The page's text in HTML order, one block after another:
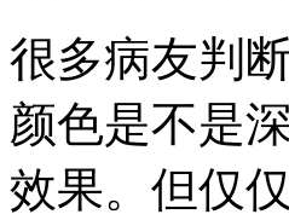
很多病友判
颜色是不是
效果。但仅